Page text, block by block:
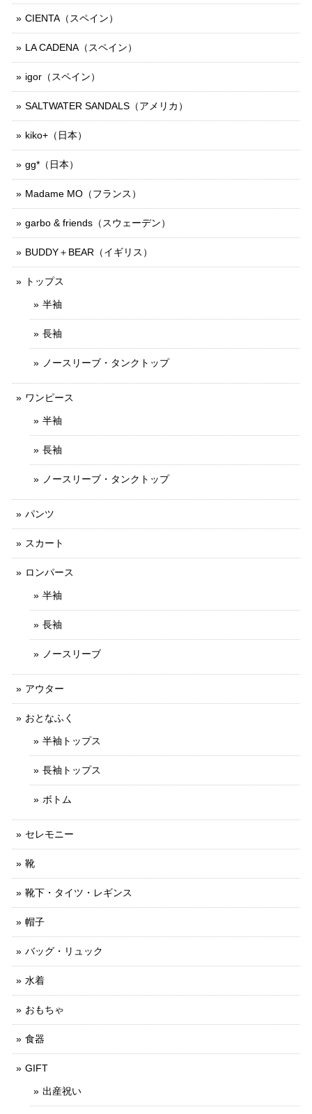
CIENTA（スペイン）
LA CADENA（スペイン）
igor（スペイン）
SALTWATER SANDALS（アメリカ）
kiko+（日本）
gg*（日本）
Madame MO（フランス）
garbo & friends（スウェーデン）
BUDDY＋BEAR（イギリス）
トップス
半袖
長袖
ノースリーブ・タンクトップ
ワンピース
半袖
長袖
ノースリーブ・タンクトップ
パンツ
スカート
ロンパース
半袖
長袖
ノースリーブ
アウター
おとなふく
半袖トップス
長袖トップス
ボトム
セレモニー
靴
靴下・タイツ・レギンス
帽子
バッグ・リュック
水着
おもちゃ
食器
GIFT
出産祝い